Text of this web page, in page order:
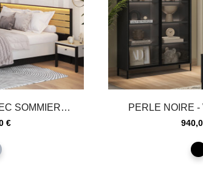
SOMMIER
LED EN...
€
PERLE NOIRE
Prix